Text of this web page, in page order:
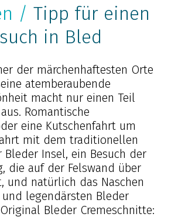
/ Tipp für einen
in Bled
der märchenhaftesten Orte
atemberaubende
macht nur einen Teil
Romantische
eine Kutschenfahrt um
mit dem traditionellen
Bleder Insel, ein Besuch der
die auf der Felswand über
und natürlich das Naschen
legendärsten Bleder
Bleder Cremeschnitte: